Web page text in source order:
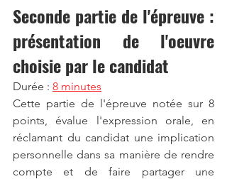
Seconde partie de l'épreuve :
présentation de l'oeuvre
choisie par le candidat
Durée : 8 minutes
Cette partie de l'épreuve notée sur 8
points, évalue l'expression orale, en
réclamant du candidat une implication
personnelle dans sa manière de rendre
compte et de faire partager une